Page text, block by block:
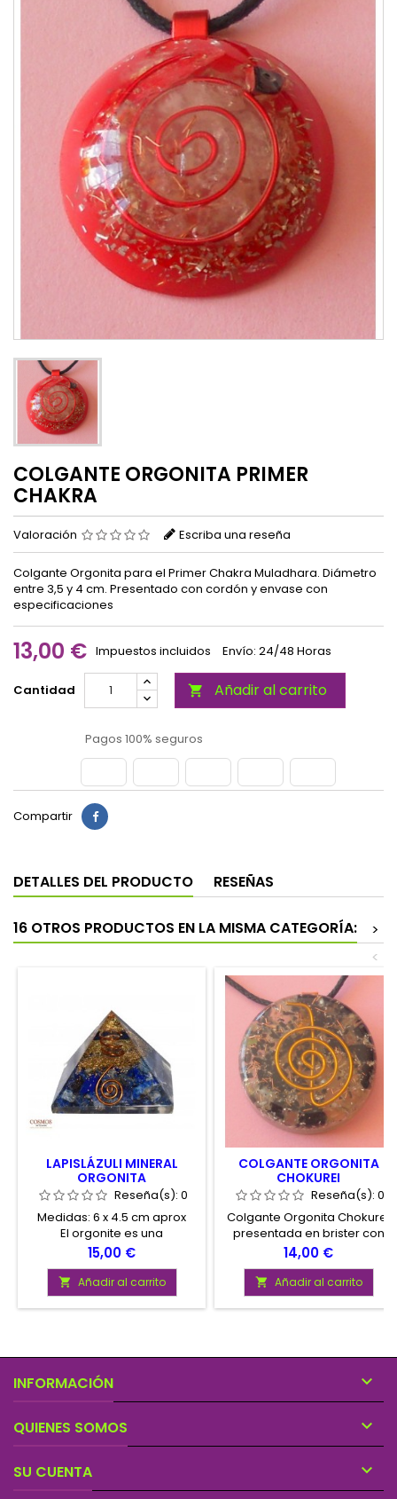
COLGANTE ORGONITA PRIMER
CHAKRA
Valoración Escriba una reseña
Colgante Orgonita para el Primer Chakra Muladhara. Diámetro
entre 3,5 y 4 cm. Presentado con cordón y envase con
especificaciones
13,00 € Impuestos incluidos Envío: 24/48 Horas
Cantidad  Añadir al carrito
Pagos 100% seguros
Compartir
DETALLES DEL PRODUCTO RESEÑAS
16 OTROS PRODUCTOS EN LA MISMA CATEGORÍA:
>
<
LAPISLÁZULI MINERAL
ORGONITA
Reseña(s): 0
Medidas: 6 x 4.5 cm aprox
El orgonite es una
combinación de metales,
resina y cuarzo
que transforma la energía
negativa del entorno en
energía altamente positiva,
Precio
15,00 €
 Añadir al carrito
COLGANTE ORGONITA
CHOKUREI
Reseña(s): 0
Colgante Orgonita Chokurei
presentada en brister con
cordón para colgar.
Diámetro aproximado del
colgante 4 cm
Precio
14,00 €
 Añadir al carrito
INFORMACIÓN 
QUIENES SOMOS 
SU CUENTA 